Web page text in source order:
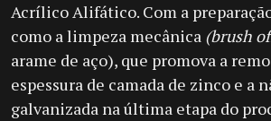
Acrílico Alifático. Com a
como a limpeza mecânica (brush
arame de aço), que promova a
espessura de camada de zinco e a
galvanizada na última etapa do